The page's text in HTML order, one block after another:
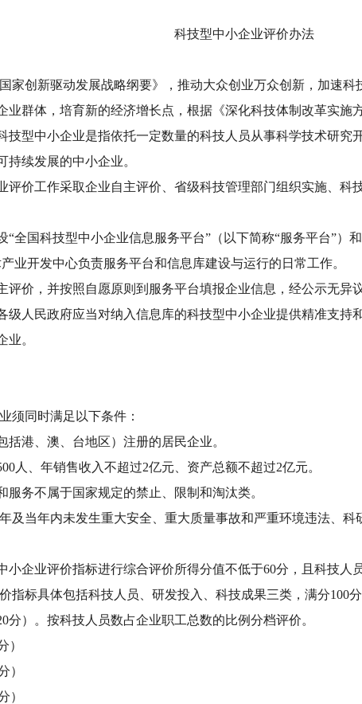
科技型中小企业评价办法
家创新驱动发展战略纲要》，推动大众创业万众创新，加速
业群体，培育新的经济增长点，根据《深化科技体制改革实施
型中小企业是指依托一定数量的科技人员从事科学技术研究
续发展的中小企业。
价工作采取企业自主评价、省级科技管理部门组织实施、科
国科技型中小企业信息服务平台”（以下简称“服务平台”）
业开发中心负责服务平台和信息库建设与运行的日常工作。
评价，并按照自愿原则到服务平台填报企业信息，经公示无异
人民政府应当对纳入信息库的科技型中小企业提供精准支持
业。
须同时满足以下条件：
港、澳、台地区）注册的居民企业。
人、年销售收入不超过2亿元、资产总额不超过2亿元。
务不属于国家规定的禁止、限制和淘汰类。
当年内未发生重大安全、重大质量事故和严重环境违法、科
企业评价指标进行综合评价所得分值不低于60分，且科技人
指标具体包括科技人员、研发投入、科技成果三类，满分100分
）。按科技人员数占企业职工总数的比例分档评价。
）
）
）